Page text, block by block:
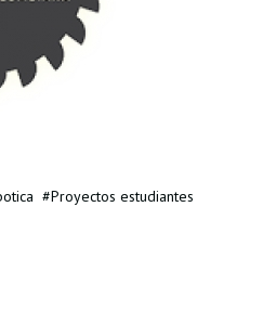
Proyectos estudiantes